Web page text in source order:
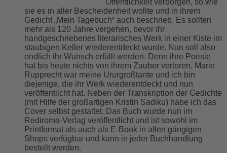
Öffentlichkeit verborgen, so wie
sie es in aller Bescheidenheit wollte und in ihrem
Gedicht „Mein Tagebuch“ auch beschrieb. Es sollten
mehr als 120 Jahre vergehen, bevor ihr
handgeschriebenes literarisches Werk in einer Kiste im
staubigen Keller wiederentdeckt wurde. Nun soll also
endlich ihr Wunsch erfüllt werden. Denn ihre Poesie
hat bis heute nichts von ihrem Zauber verloren. Marie
Rupprecht war meine Ururgroßtante und ich bin
diejenige, die ihr Werk wiederentdeckt und nun
veröffentlicht hat. Neben der Transkription der Gedichte
(mit Hilfe der großartigen Kristin Sadiku) habe ich das
Cover selbst gestaltet. Das Buch wurde nun im
Rediroma-Verlag veröffentlicht und ist sowohl im
Printformat als auch als E-Book in allen gängigen
Shops verfügbar und kann in jeder Buchhandlung
bestellt werden.